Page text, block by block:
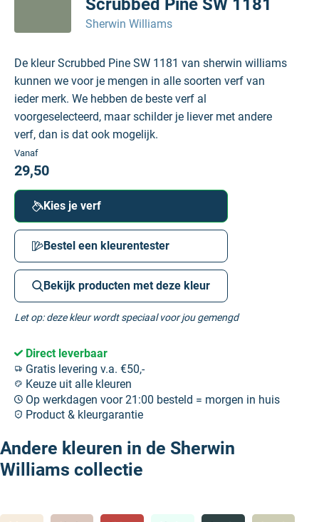
Scrubbed Pine SW 1181
Sherwin Williams
De kleur Scrubbed Pine SW 1181 van sherwin williams
kunnen we voor je mengen in alle soorten verf van
ieder merk. We hebben de beste verf al
voorgeselecteerd, maar schilder je liever met andere
verf, dan is dat ook mogelijk.
Vanaf
29,50
Kies je verf
Bestel een kleurentester
Bekijk producten met deze kleur
Let op: deze kleur wordt speciaal voor jou gemengd
Direct leverbaar
Gratis levering v.a. €50,-
Keuze uit alle kleuren
Op werkdagen voor 21:00 besteld = morgen in huis
Product & kleurgarantie
Andere kleuren in de Sherwin
Williams collectie